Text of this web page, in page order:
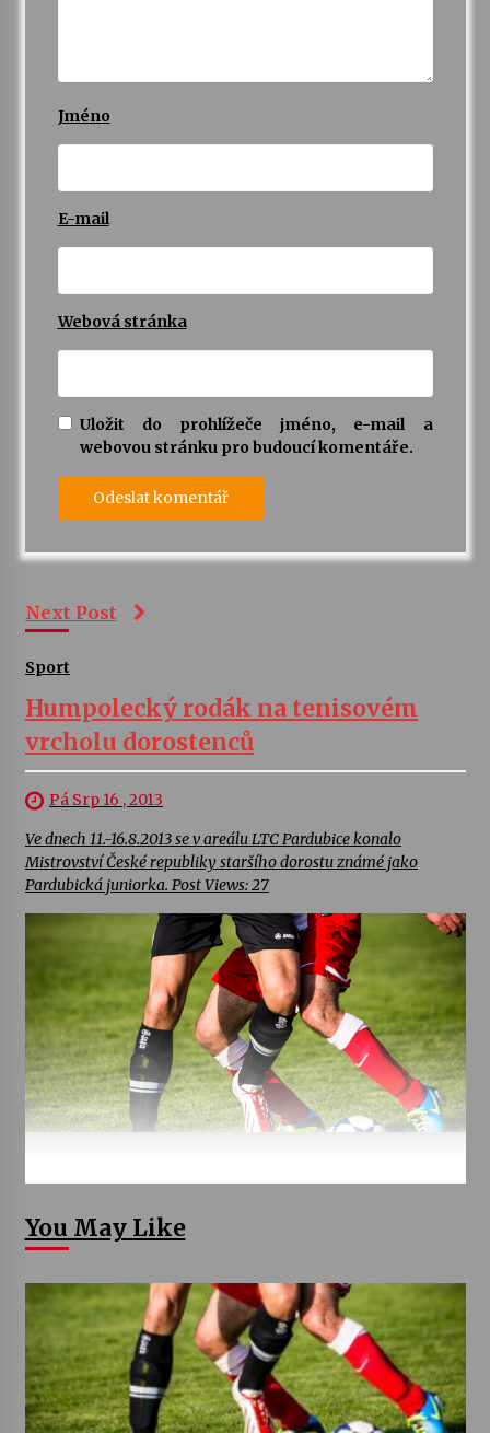
Jméno
E-mail
Webová stránka
Uložit do prohlížeče jméno, e-mail a
webovou stránku pro budoucí komentáře.
Next Post
Sport
Humpolecký rodák na tenisovém
vrcholu dorostenců
Pá Srp 16 , 2013
Ve dnech 11.-16.8.2013 se v areálu LTC Pardubice konalo
Mistrovství České republiky staršího dorostu známé jako
Pardubická juniorka. Post Views: 27
You May Like